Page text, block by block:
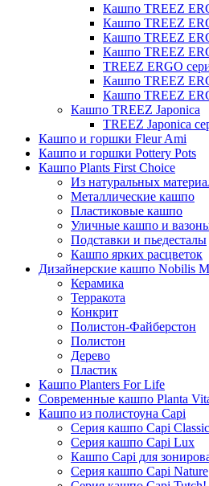
Кашпо TREEZ
Кашпо TREEZ
Кашпо TREEZ
Кашпо TREEZ
TREEZ ERGO
Кашпо TREEZ
Кашпо TREEZ
Кашпо TREEZ Japonica
TREEZ Japonica
Кашпо и горшки Fleur Ami
Кашпо и горшки Pottery Pots
Кашпо Plants First Choice
Из натуральных
Металлические кашпо
Пластиковые кашпо
Уличные кашпо и
Подставки и пьедесталы
Кашпо ярких расцветок
Дизайнерские кашпо Nobilis
Керамика
Терракота
Конкрит
Полистон-Файберстон
Полистон
Дерево
Пластик
Кашпо Planters For Life
Современные кашпо Planta
Кашпо из полистоуна Capi
Серия кашпо Capi Classic
Серия кашпо Capi Lux
Кашпо Capi для
Серия кашпо Capi Nature